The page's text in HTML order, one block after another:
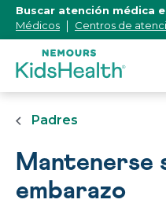
[Skip
Content]
Buscar atención médica
Médicos
Centros de
Padres
Mantenerse
embarazo